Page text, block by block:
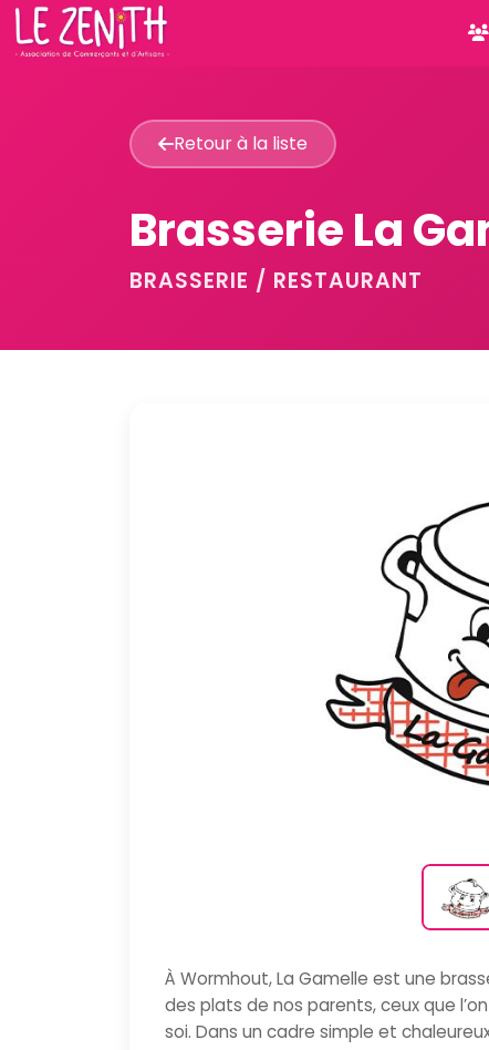
Retour à la liste
Brasserie La
BRASSERIE / RESTAURANT
À Wormhout, La Gamelle est une
des plats de nos parents, ceux que
soi. Dans un cadre simple et